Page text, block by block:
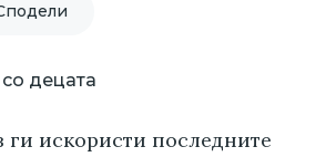
искористи последните